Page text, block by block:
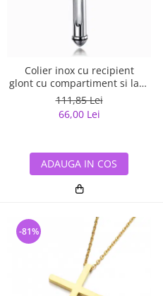
Colier inox cu recipient
glont cu compartiment si lant
3 x 55 cm
111,85 Lei
66,00 Lei
ADAUGA IN COS
-81%